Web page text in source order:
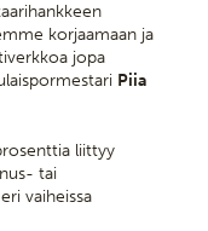
korjaamaan ja
jopa
Piia
liittyy
tai
vaiheissa